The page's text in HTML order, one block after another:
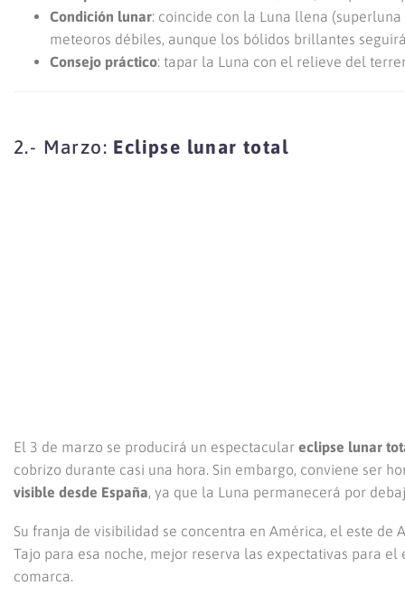
Condición lunar: coincide con la Luna llena
meteoros débiles, aunque los bólidos brillantes
Consejo práctico: tapar la Luna con el relieve del
2.- Marzo: Eclipse lunar total
El 3 de marzo se producirá un espectacular eclipse lunar
cobrizo durante casi una hora. Sin embargo, conviene ser
visible desde España, ya que la Luna permanecerá por
Su franja de visibilidad se concentra en América, el este de
Tajo para esa noche, mejor reserva las expectativas para
comarca.